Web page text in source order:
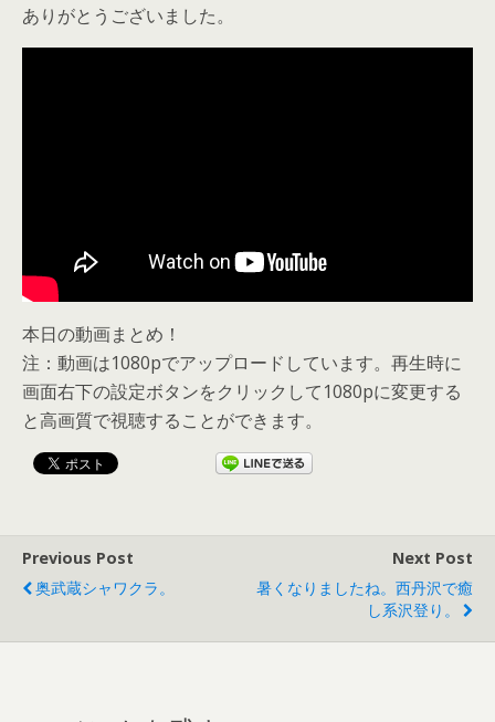
ありがとうございました。
本日の動画まとめ！
注：動画は1080pでアップロードしています。再生時に
画面右下の設定ボタンをクリックして1080pに変更する
と高画質で視聴することができます。
Previous Post
奥武蔵シャワクラ。
Next Post
暑くなりましたね。西丹沢で癒
し系沢登り。